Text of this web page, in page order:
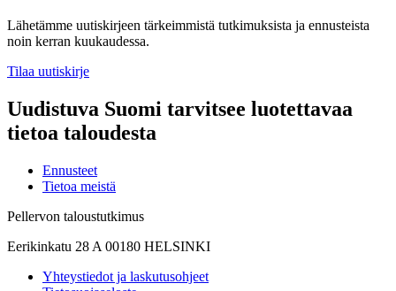
Lähetämme uutiskirjeen tärkeimmistä tutkimuksista ja ennusteista
noin kerran kuukaudessa.
Tilaa uutiskirje
Uudistuva Suomi tarvitsee luotettavaa
tietoa taloudesta
Ennusteet
Tietoa meistä
Pellervon taloustutkimus
Eerikinkatu 28 A 00180 HELSINKI
Yhteystiedot ja laskutusohjeet